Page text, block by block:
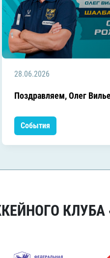
28.06.2026
Поздравляем, Олег
События
КЛУБА